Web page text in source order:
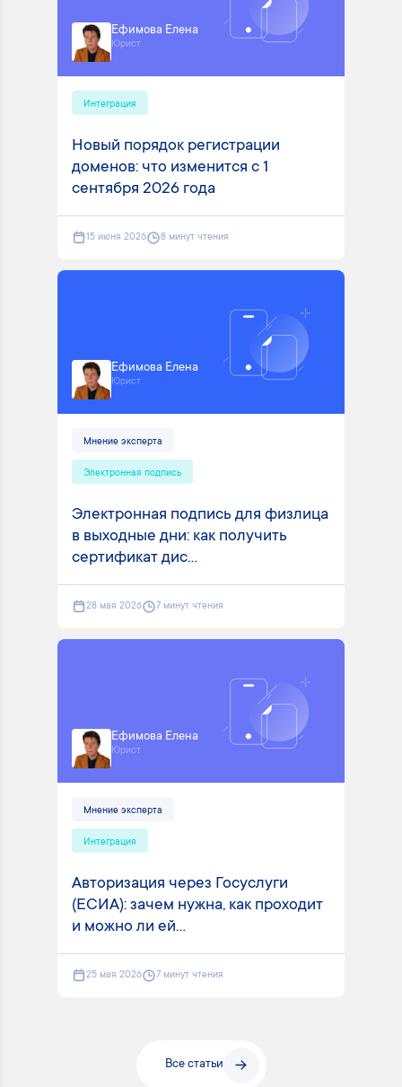
Ефимова Елена
Юрист
Интеграция
Новый порядок регистрации
доменов: что изменится с 1
сентября 2026 года
15 июня 2026 8 минут чтения
Ефимова Елена
Юрист
Мнение эксперта
Электронная подпись
Электронная подпись для физлица
в выходные дни: как получить
сертификат дис...
28 мая 2026 7 минут чтения
Ефимова Елена
Юрист
Мнение эксперта
Интеграция
Авторизация через Госуслуги
(ЕСИА): зачем нужна, как проходит
и можно ли ей...
25 мая 2026 7 минут чтения
Все статьи